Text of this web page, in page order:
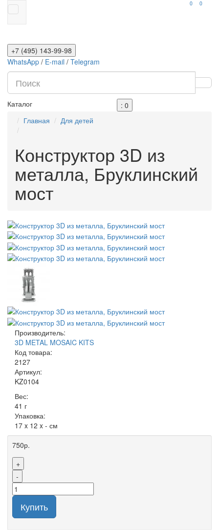
0 0
+7 (495) 143-99-98
WhatsApp / E-mail / Telegram
Каталог
: 0
Главная
Для детей
Конструктор 3D из
металла, Бруклинский
мост
Производитель:
3D METAL MOSAIC KITS
Код товара:
2127
Артикул:
KZ0104
Вес:
41 г
Упаковка:
17 x 12 x - см
750р.
+
-
Купить